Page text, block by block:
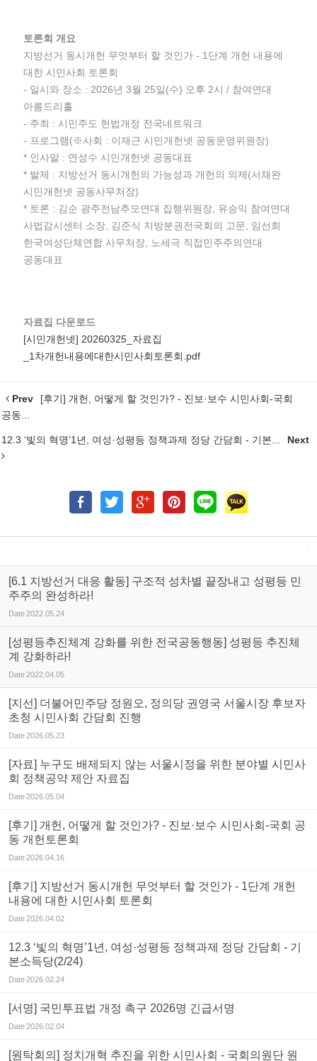
토론회 개요
지방선거 동시개헌 무엇부터 할 것인가 - 1단계 개헌 내용에
대한 시민사회 토론회
- 일시와 장소 : 2026년 3월 25일(수) 오후 2시 / 참여연대
아름드리홀
- 주최 : 시민주도 헌법개정 전국네트워크
- 프로그램(※사회 : 이재근 시민개헌넷 공동운영위원장)
* 인사말 : 연성수 시민개헌넷 공동대표
* 발제 : 지방선거 동시개헌의 가능성과 개헌의 의제(서채완
시민개헌넷 공동사무처장)
* 토론 : 김순 광주전남추모연대 집행위원장, 유승익 참여연대
사법감시센터 소장, 김준식 지방분권전국회의 고문, 임선희
한국여성단체연합 사무처장, 노세극 직접민주주의연대
공동대표
자료집 다운로드
[시민개헌넷] 20260325_자료집
_1차개헌내용에대한시민사회토론회.pdf
Prev
[후기] 개헌, 어떻게 할 것인가? - 진보·보수 시민사회-국회
공동...
12.3 ‘빛의 혁명’1년, 여성·성평등 정책과제 정당 간담회 - 기본... Next
[6.1 지방선거 대응 활동] 구조적 성차별 끝장내고 성평등 민
주주의 완성하라!
Date2022.05.24
[성평등추진체계 강화를 위한 전국공동행동] 성평등 추진체
계 강화하라!
Date2022.04.05
[지선] 더불어민주당 정원오, 정의당 권영국 서울시장 후보자
초청 시민사회 간담회 진행
Date2026.05.23
[자료] 누구도 배제되지 않는 서울시정을 위한 분야별 시민사
회 정책공약 제안 자료집
Date2026.05.04
[후기] 개헌, 어떻게 할 것인가? - 진보·보수 시민사회-국회 공
동 개헌토론회
Date2026.04.16
[후기] 지방선거 동시개헌 무엇부터 할 것인가 - 1단계 개헌
내용에 대한 시민사회 토론회
Date2026.04.02
12.3 ‘빛의 혁명’1년, 여성·성평등 정책과제 정당 간담회 - 기
본소득당(2/24)
Date2026.02.24
[서명] 국민투표법 개정 촉구 2026명 긴급서명
Date2026.02.04
[원탁회의] 정치개혁 추진을 위한 시민사회 - 국회의원단 원